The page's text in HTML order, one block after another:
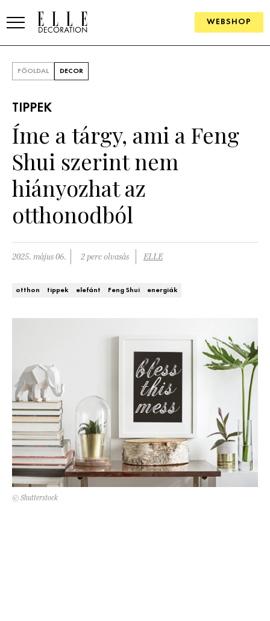
WEBSHOP
SZOBÁK
Konyha
Fürdőszoba
Nappali
Hálószoba
ÖTLETEK
Lakások
HÍRLEVÉL
FŐOLDAL DECOR
TIPPEK
Íme a tárgy, ami a Feng
Shui szerint nem
hiányozhat az
otthonodból
2025. május 06. 2 perc olvasás ELLE
otthon tippek elefánt Feng Shui energiák
© Shutterstock